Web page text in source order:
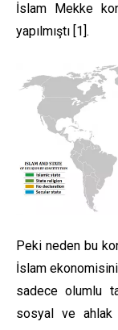
İslam Mekke
yapılmıştı [1].
Peki neden bu
İslam
sadece olumlu
sosyal ve ahlak